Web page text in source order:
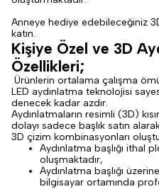
Anneye hediye edebileceğiniz
katın.
Kişiye Özel ve 3D
Özellikleri;
Ürünlerin ortalama çalışma
LED aydınlatma teknolojisi
denecek kadar azdır.
Aydınlatmaların resimli (3D)
dolayı sadece başlık satın
3D çizim kombinasyonları
Aydınlatma başlığı ithal
oluşmaktadır,
Aydınlatma başlığı
bilgisayar ortamında